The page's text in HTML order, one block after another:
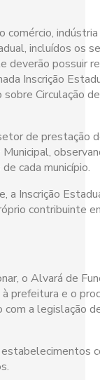
incluídos os
deverão possuir
Inscrição
Circulação
de prestação
cada município.
a Inscrição
contribuinte
o Alvará de
prefeitura e o
com a legislação